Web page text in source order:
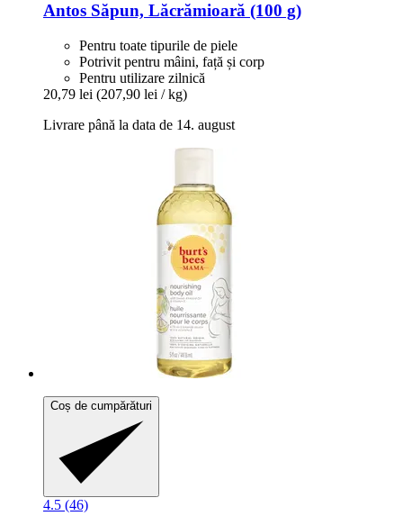
Antos Săpun, Lăcrămioară (100 g)
Pentru toate tipurile de piele
Potrivit pentru mâini, față și corp
Pentru utilizare zilnică
20,79 lei (207,90 lei / kg)
Livrare până la data de 14. august
Coș de cumpărături
4.5 (46)